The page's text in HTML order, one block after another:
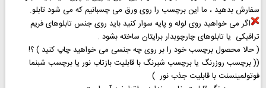
سفارش بدهید ، ما این برچسب را روی ورق می چسبانیم که می شود تابلو.
اگر می خواهید روی لوله و پایه سوار کنید باید روی جنس تابلوهای فریم
ترافیکی یا تابلوهای چارچوبدار برایتان ساخته بشود .
( حالا محصول برچسب خود را بر روی چه جنسی می خواهید چاپ کنید ) ؟!
(( برچسب روزرنگ یا برچسب شبرنگ با قابلیت بازتاب نور یا برچسب شبنما
فوتولمینسنت با قابلیت جذب نور )